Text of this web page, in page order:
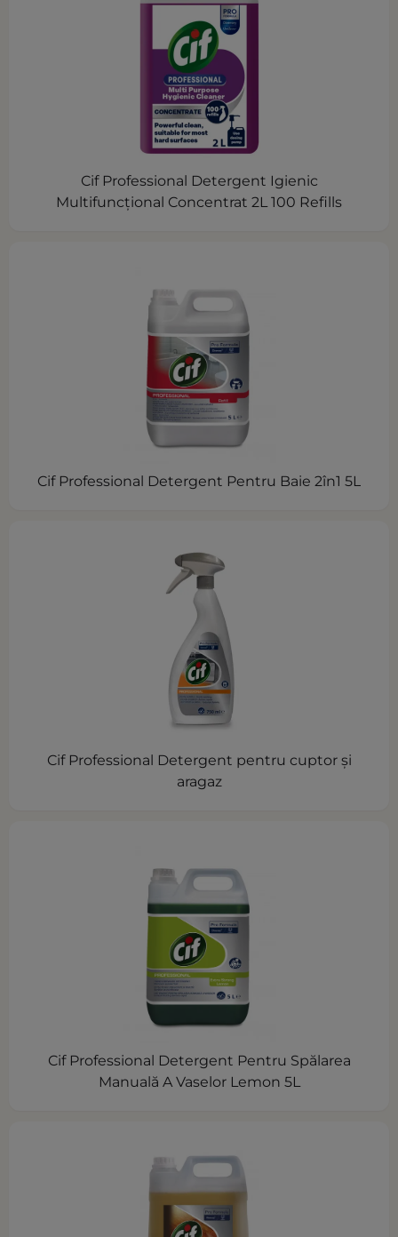
Cif Professional Detergent Igienic
Multifuncțional Concentrat 2L 100 Refills
Cif Professional Detergent Pentru Baie 2în1 5L
Cif Professional Detergent pentru cuptor și
aragaz
Cif Professional Detergent Pentru Spălarea
Manuală A Vaselor Lemon 5L